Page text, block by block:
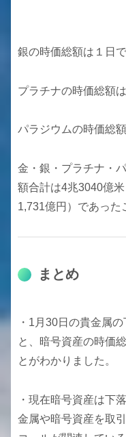
銀の時価総額は１日
プラチナの時価総額
パラジウムの時価総
金・銀・プラチナ・
額合計は4兆3040億
1,731億円）であった
まとめ
・1月30日の貴金属
と、暗号資産の時価
とがわかりました。
・現在暗号資産は下
金属や暗号資産を取